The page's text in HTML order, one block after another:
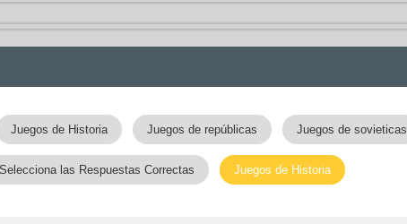
Juegos de Historia Juegos de repúblicas Juegos de sovieticas
las Respuestas Correctas Juegos de Historia